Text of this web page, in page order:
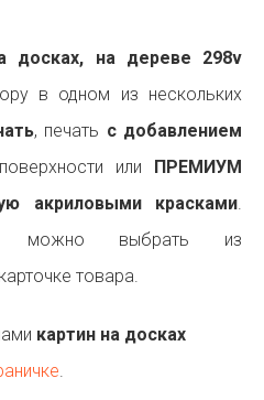
досках, на дереве 298v
в одном из нескольких
, печать с добавлением
или ПРЕМИУМ
акриловыми красками.
можно выбрать из
товара.
картин на досках
.